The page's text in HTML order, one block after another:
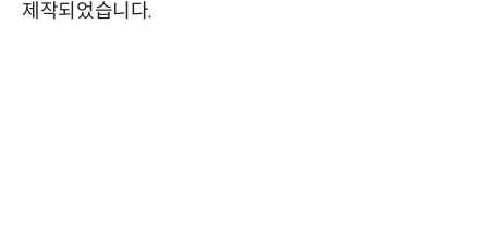
제작되었습니다.